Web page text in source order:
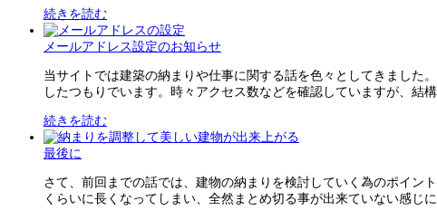
続きを読む
メールアドレス設定のお知らせ
当サイトでは建築の納まりや仕事に関する話を色々としてきました
したつもりでいます。時々アクセス数などを確認していますが、結
続きを読む
最後に
さて、前回までの話では、建物の納まりを検討していく為のポイン
くらいに長くなってしまい、全然まとめ切る事が出来ていない感